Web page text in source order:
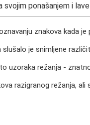
ponašanjem i
znakova kada
je snimljene
uzoraka režanja -
razigranog režanja, ali